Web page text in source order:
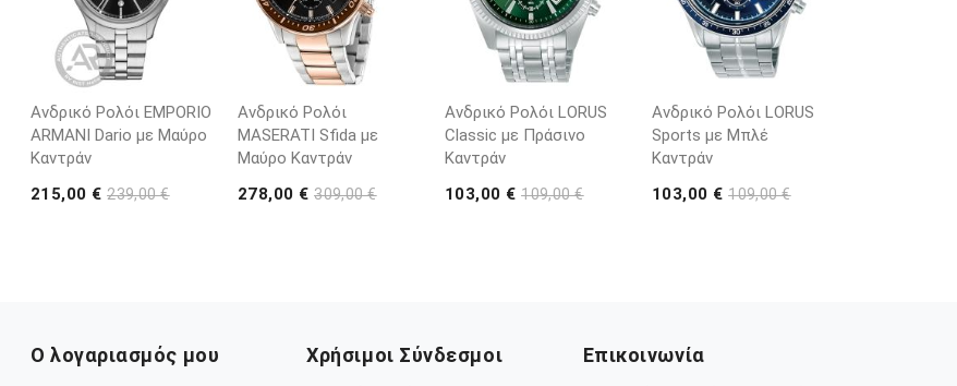
Ανδρικό Ρολόι EMPORIO
ARΜΑΝΙ Dario με Μαύρο
Καντράν
215,00 €239,00 €
Ανδρικό Ρολόι
MASERATI Sfida με
Μαύρο Καντράν
278,00 €309,00 €
Ανδρικό Ρολόι LORUS
Classic με Πράσινο
Καντράν
103,00 €109,00 €
Ανδρικό Ρολόι LORUS
Sports με Μπλέ
Καντράν
103,00 €109,00 €
Ο λογαριασμός μου Χρήσιμοι Σύνδεσμοι Επικοινωνία